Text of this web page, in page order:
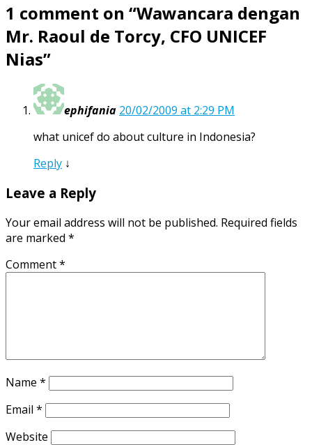
1 comment on “Wawancara dengan
Mr. Raoul de Torcy, CFO UNICEF
Nias”
ephifania 20/02/2009 at 2:29 PM
what unicef do about culture in Indonesia?
Reply ↓
Leave a Reply
Your email address will not be published. Required fields
are marked *
Comment*
Name *
Email *
Website